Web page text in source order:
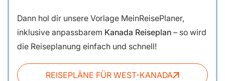
Dann hol dir unsere Vorlage MeinReisePlaner,
inklusive anpassbarem Kanada Reiseplan – so wird
die Reiseplanung einfach und schnell!
REISEPLÄNE FÜR WEST-KANADA